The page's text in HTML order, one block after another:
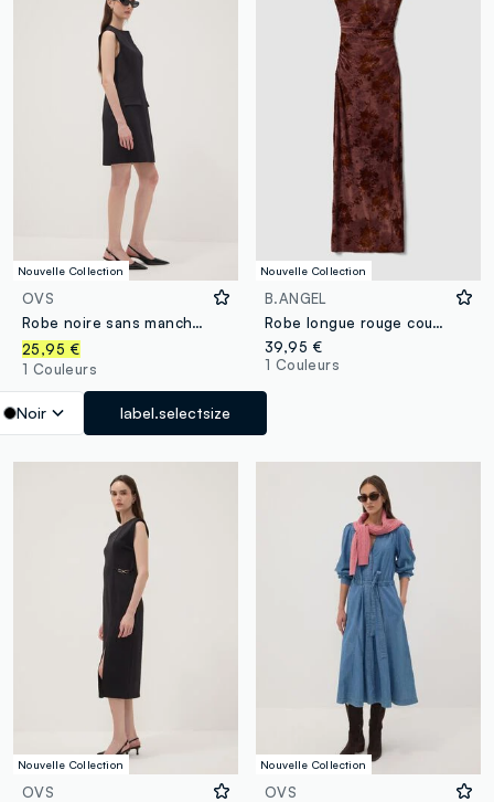
Nouvelle Collection
OVS
Robe noire sans manches en coton stretch, coupe ajustée, col rond
25,95 €
1 Couleurs
Noir label.selectsize
Nouvelle Collection
B.ANGEL
Robe longue rouge coupe ajustée en tissu stretch à motif floral
39,95 €
1 Couleurs
Nouvelle Collection
OVS
Nouvelle Collection
OVS